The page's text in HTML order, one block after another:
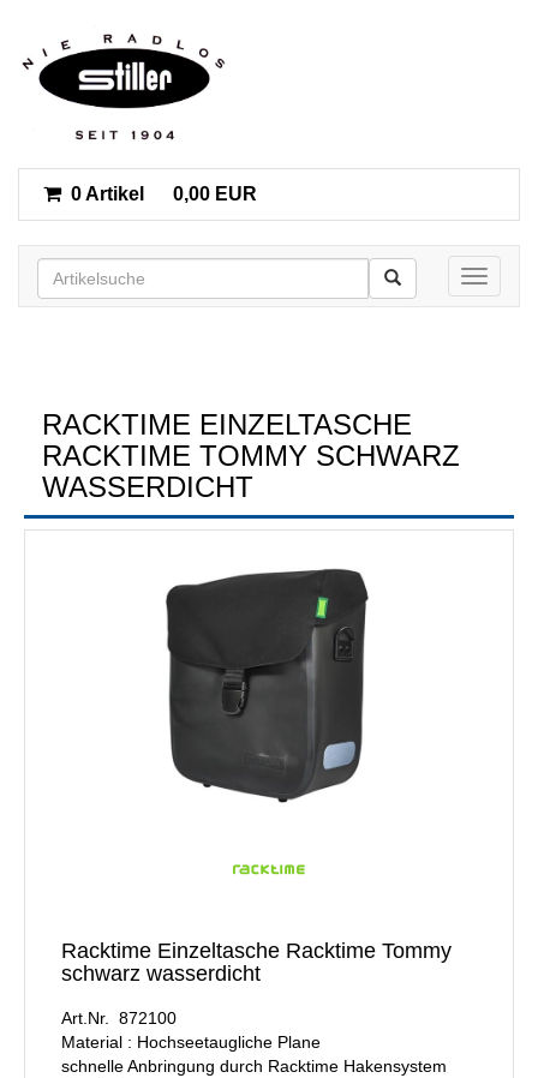
0 Artikel 0,00 EUR
Toggle
RACKTIME EINZELTASCHE
RACKTIME TOMMY SCHWARZ
WASSERDICHT
Racktime Einzeltasche Racktime Tommy
schwarz wasserdicht
Art.Nr. 872100
Material : Hochseetaugliche Plane
schnelle Anbringung durch Racktime Hakensystem